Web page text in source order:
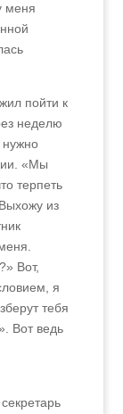
меня
пойти к
неделю
нужно
«Мы
терпеть
из
Вот,
я
тебя
Вот ведь